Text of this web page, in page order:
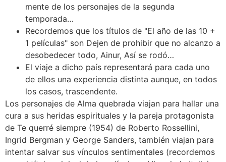
mente de los personajes de la segunda
temporada…
Recordemos que los títulos de "El año de las 10 +
1 películas" son Dejen de prohibir que no alcanzo a
desobedecer todo, Ainur, Así se rodó…
El viaje a dicho país representará para cada uno
de ellos una experiencia distinta aunque, en todos
los casos, trascendente.
Los personajes de Alma quebrada viajan para hallar una
cura a sus heridas espirituales y la pareja protagonista
de Te querré siempre (1954) de Roberto Rossellini,
Ingrid Bergman y George Sanders, también viajan para
intentar salvar sus vínculos sentimentales (recordemos